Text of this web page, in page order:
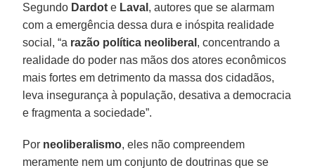
Segundo Dardot e Laval , autores que se alarmam
com a emergência dessa dura e inóspita realidade
social, “a razão política neoliberal , concentrando a
realidade do poder nas mãos dos atores econômicos
mais fortes em detrimento da massa dos cidadãos,
leva insegurança à população, desativa a democracia
e fragmenta a sociedade”.
Por neoliberalismo, eles não compreendem
meramente nem um conjunto de doutrinas que se